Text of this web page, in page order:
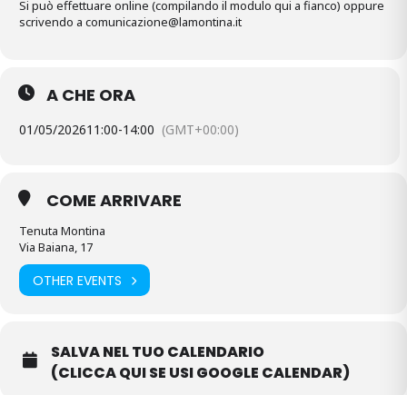
Si può effettuare online (compilando il modulo qui a fianco) oppure
scrivendo a comunicazione@lamontina.it
A CHE ORA
01/05/202611:00-14:00 (GMT+00:00)
COME ARRIVARE
Tenuta Montina
Via Baiana, 17
OTHER EVENTS
SALVA NEL TUO CALENDARIO
(CLICCA QUI SE USI GOOGLE CALENDAR)